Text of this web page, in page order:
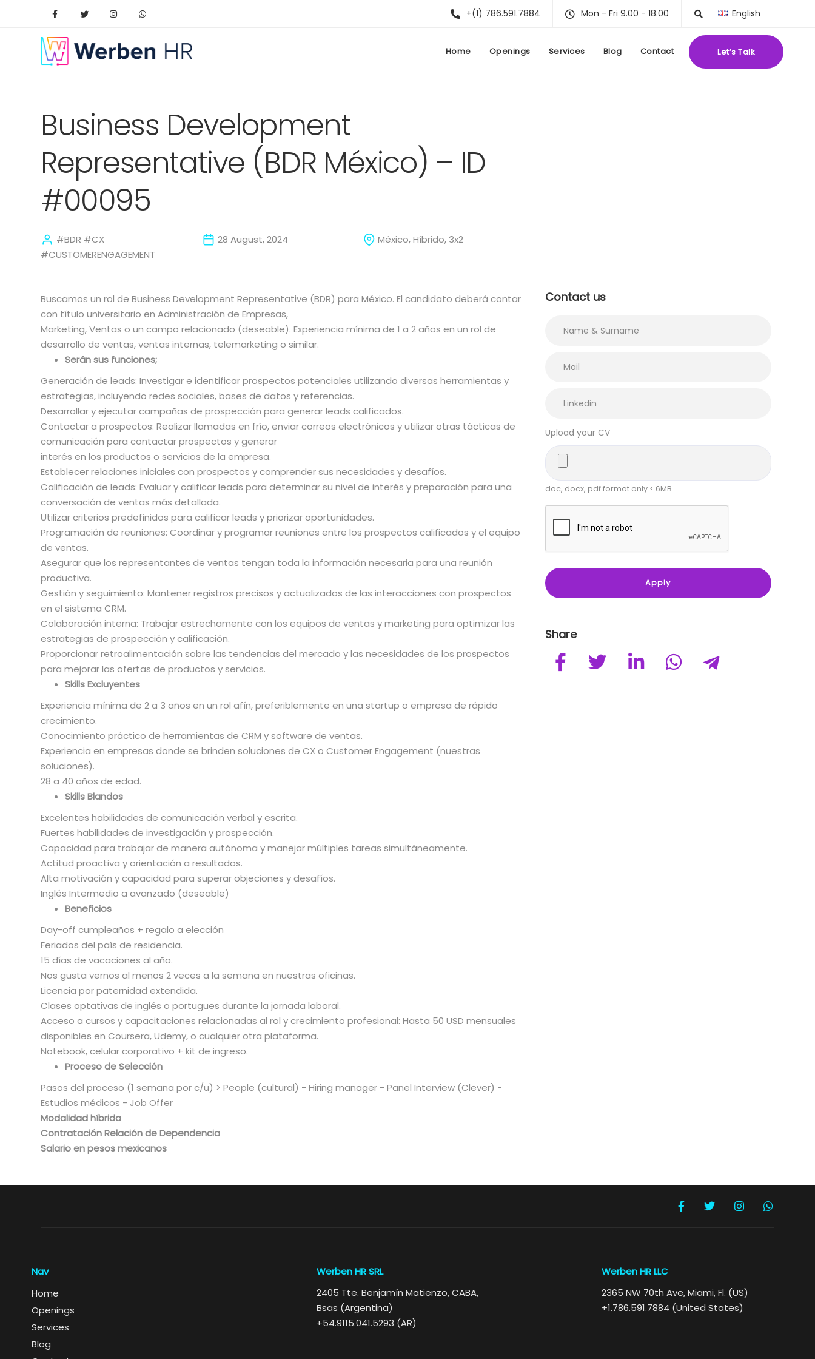
+(1) 786.591.7884 Mon - Fri 9.00 - 18.00 English
Home Openings Services Blog Contact Let’s Talk
Business Development
Representative (BDR México) – ID
#00095
#BDR #CX
#CUSTOMERENGAGEMENT
28 August, 2024 México, Híbrido, 3x2
Buscamos un rol de Business Development Representative (BDR) para México. El candidato deberá contar
con título universitario en Administración de Empresas,
Marketing, Ventas o un campo relacionado (deseable). Experiencia mínima de 1 a 2 años en un rol de
desarrollo de ventas, ventas internas, telemarketing o similar.
Serán sus funciones;
Generación de leads: Investigar e identificar prospectos potenciales utilizando diversas herramientas y
estrategias, incluyendo redes sociales, bases de datos y referencias.
Desarrollar y ejecutar campañas de prospección para generar leads calificados.
Contactar a prospectos: Realizar llamadas en frío, enviar correos electrónicos y utilizar otras tácticas de
comunicación para contactar prospectos y generar
interés en los productos o servicios de la empresa.
Establecer relaciones iniciales con prospectos y comprender sus necesidades y desafíos.
Calificación de leads: Evaluar y calificar leads para determinar su nivel de interés y preparación para una
conversación de ventas más detallada.
Utilizar criterios predefinidos para calificar leads y priorizar oportunidades.
Programación de reuniones: Coordinar y programar reuniones entre los prospectos calificados y el equipo
de ventas.
Asegurar que los representantes de ventas tengan toda la información necesaria para una reunión
productiva.
Gestión y seguimiento: Mantener registros precisos y actualizados de las interacciones con prospectos
en el sistema CRM.
Colaboración interna: Trabajar estrechamente con los equipos de ventas y marketing para optimizar las
estrategias de prospección y calificación.
Proporcionar retroalimentación sobre las tendencias del mercado y las necesidades de los prospectos
para mejorar las ofertas de productos y servicios.
Skills Excluyentes
Experiencia mínima de 2 a 3 años en un rol afín, preferiblemente en una startup o empresa de rápido
crecimiento.
Conocimiento práctico de herramientas de CRM y software de ventas.
Experiencia en empresas donde se brinden soluciones de CX o Customer Engagement (nuestras
soluciones).
28 a 40 años de edad.
Skills Blandos
Excelentes habilidades de comunicación verbal y escrita.
Fuertes habilidades de investigación y prospección.
Capacidad para trabajar de manera autónoma y manejar múltiples tareas simultáneamente.
Actitud proactiva y orientación a resultados.
Alta motivación y capacidad para superar objeciones y desafíos.
Inglés Intermedio a avanzado (deseable)
Beneficios
Day-off cumpleaños + regalo a elección
Feriados del país de residencia.
15 días de vacaciones al año.
Nos gusta vernos al menos 2 veces a la semana en nuestras oficinas.
Licencia por paternidad extendida.
Clases optativas de inglés o portugues durante la jornada laboral.
Acceso a cursos y capacitaciones relacionadas al rol y crecimiento profesional: Hasta 50 USD mensuales
disponibles en Coursera, Udemy, o cualquier otra plataforma.
Notebook, celular corporativo + kit de ingreso.
Proceso de Selección
Pasos del proceso (1 semana por c/u) > People (cultural) - Hiring manager - Panel Interview (Clever) -
Estudios médicos - Job Offer
Modalidad híbrida
Contratación Relación de Dependencia
Salario en pesos mexicanos
Contact us
Upload your CV
doc, docx, pdf format only < 6MB
Share
Nav
Home
Openings
Services
Blog
Werben HR SRL
2405 Tte. Benjamín Matienzo, CABA,
Bsas (Argentina)
+54.9115.041.5293 (AR)
Werben HR LLC
2365 NW 70th Ave, Miami, Fl. (US)
+1.786.591.7884 (United States)